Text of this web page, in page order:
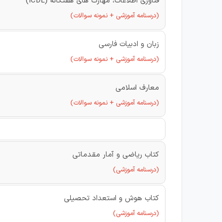
(درسنامه آموزشی + نمونه سوالات)
زبان و ادبیات فارسی
(درسنامه آموزشی + نمونه سوالات)
معارف اسلامی
(درسنامه آموزشی + نمونه سوالات)
کتاب ریاضی و آمار مقدماتی
(درسنامه آموزشی)
کتاب هوش و استعداد تحصیلی
(درسنامه آموزشی)